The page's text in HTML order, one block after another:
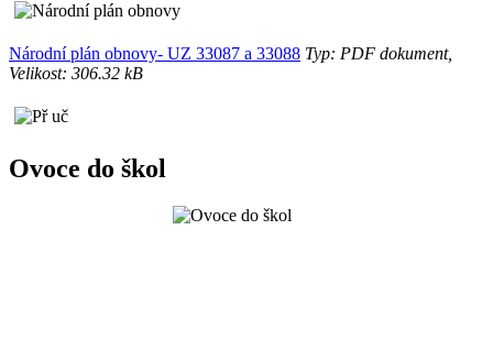
Národní plán obnovy- UZ 33087 a 33088 Typ: PDF dokument,
Velikost: 306.32 kB
Ovoce do škol